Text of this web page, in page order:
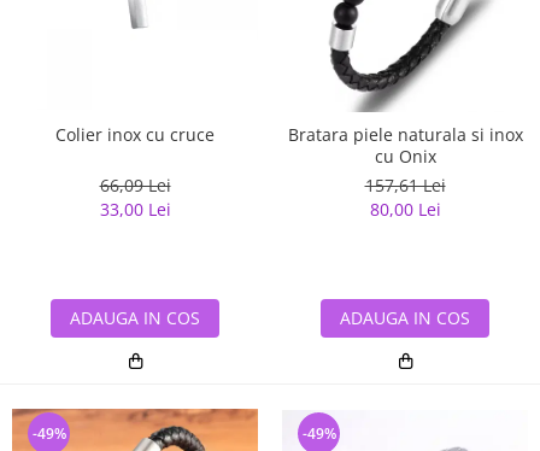
Colier inox cu cruce
66,09 Lei
33,00 Lei
ADAUGA IN COS
Bratara piele naturala si inox
cu Onix
157,61 Lei
80,00 Lei
ADAUGA IN COS
-49% -49%